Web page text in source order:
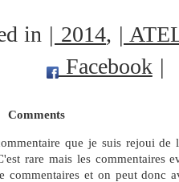
in | 2014, |
Facebook |
Comments
que je suis rejoui de
rare mais les commentaires
commentaires et on peut donc